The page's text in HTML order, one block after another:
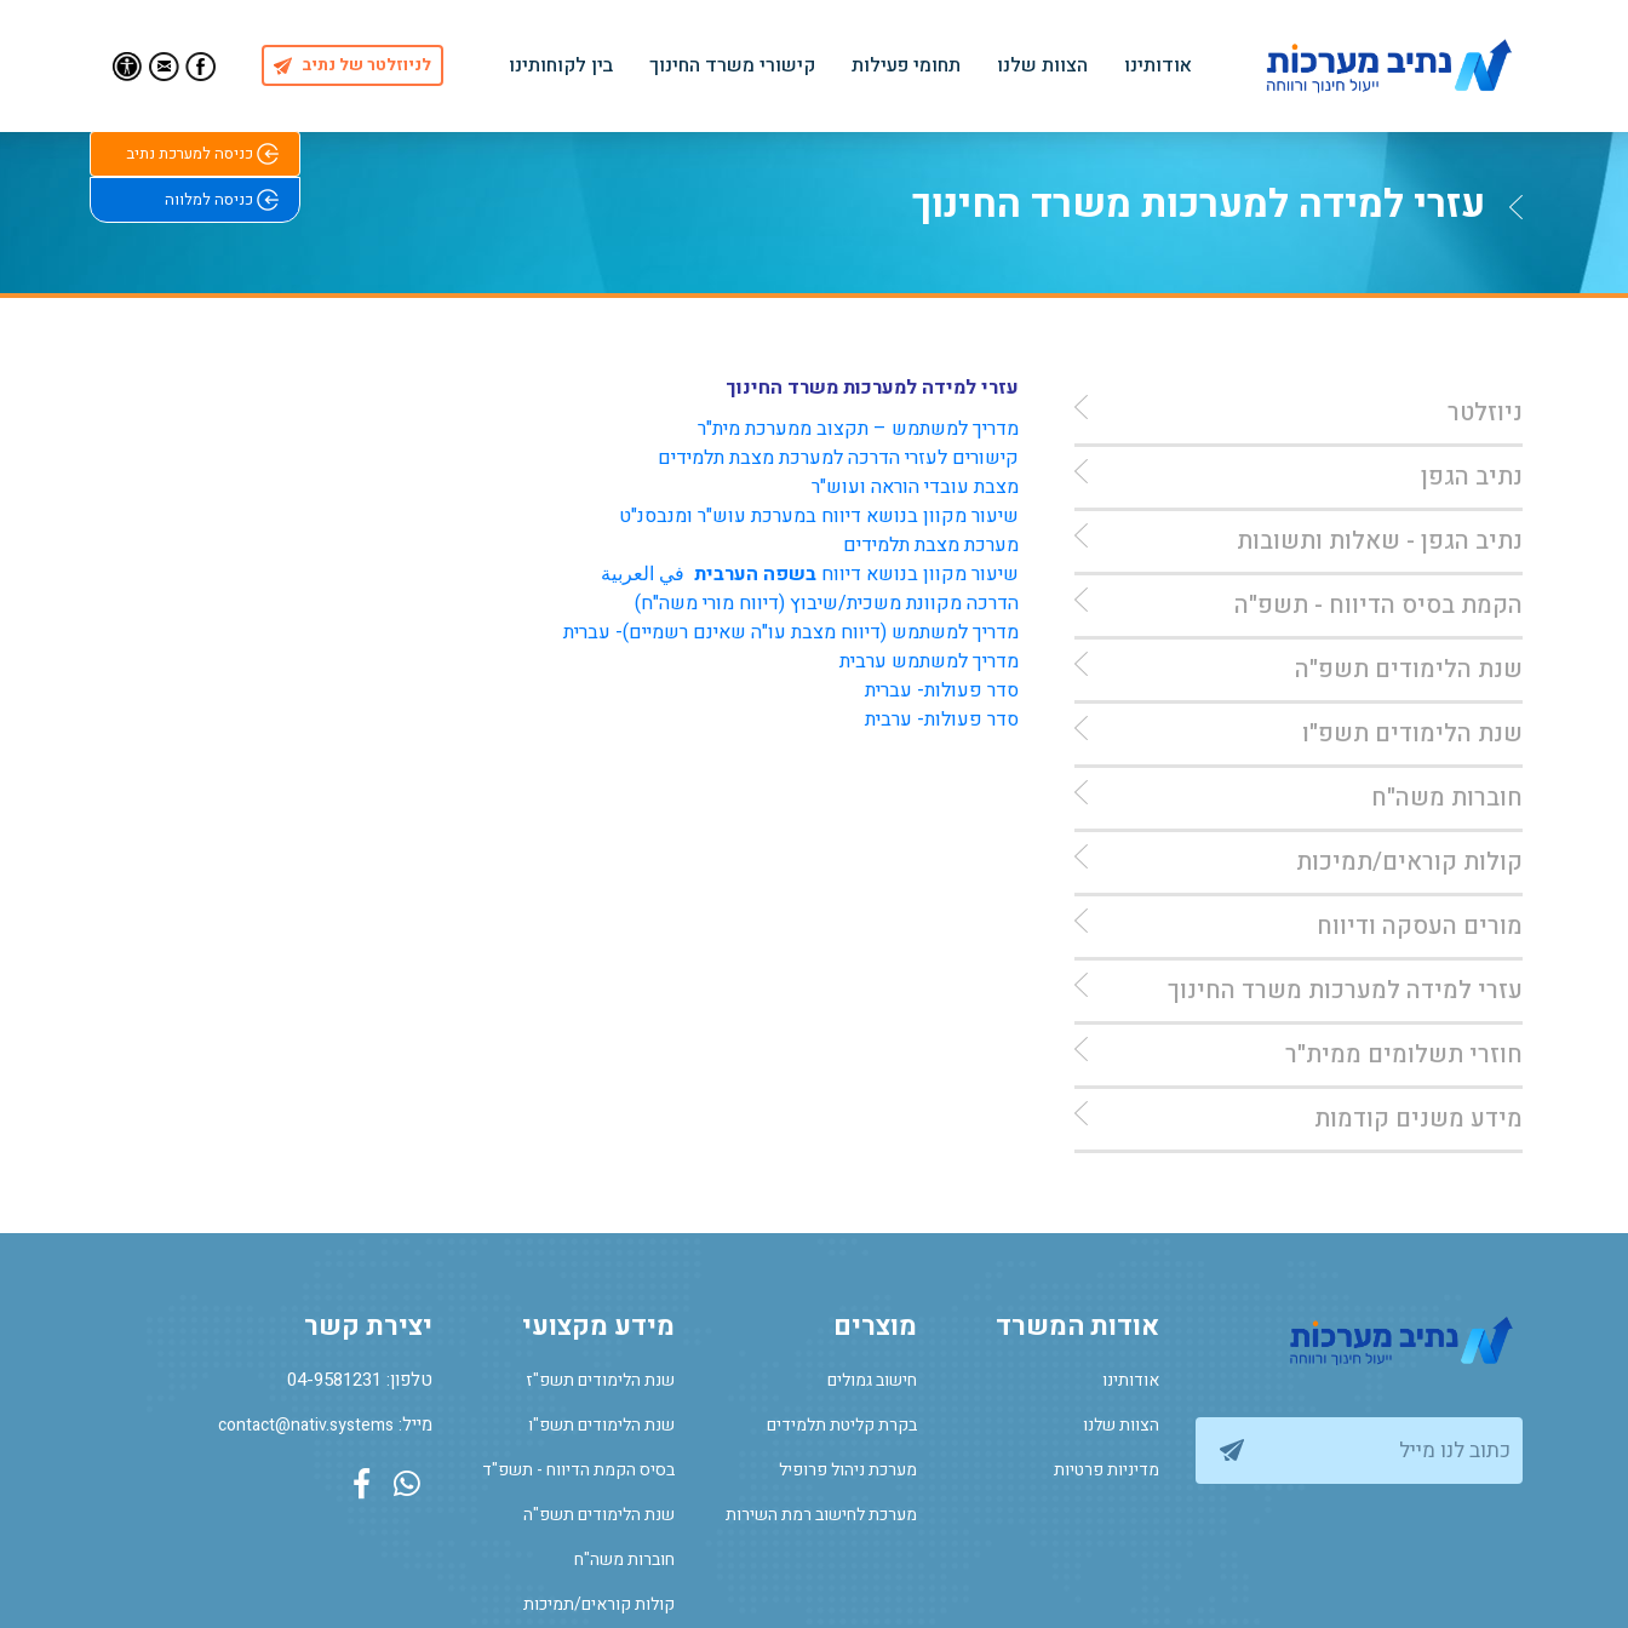
אודותינו הצוות שלנו תחומי פעילות קישורי משרד החינוך בין לקוחותינו לניוזלטר של נתיב Email Us
Find Us on Facebook
כניסה למערכת נתיב
כניסה למלווה
עזרי למידה למערכות משרד החינוך
ניוזלטר
נתיב הגפן
נתיב הגפן - שאלות ותשובות
הקמת בסיס הדיווח - תשפ"ה
שנת הלימודים תשפ"ה
שנת הלימודים תשפ"ו
חוברות משה"ח
קולות קוראים/תמיכות
מורים העסקה ודיווח
עזרי למידה למערכות משרד החינוך
חוזרי תשלומים ממית"ר
מידע משנים קודמות
עזרי למידה למערכות משרד החינוך
מדריך למשתמש – תקצוב ממערכת מית"ר
קישורים לעזרי הדרכה למערכת מצבת תלמידים
מצבת עובדי הוראה ועוש"ר
שיעור מקוון בנושא דיווח במערכת עוש"ר ומנבסנ"ט
מערכת מצבת תלמידים
שיעור מקוון בנושא דיווח בשפה הערבית في العربية
הדרכה מקוונת משכית/שיבוץ (דיווח מורי משה"ח)
מדריך למשתמש (דיווח מצבת עו"ה שאינם רשמיים)- עברית
מדריך למשתמש ערבית
סדר פעולות- עברית
סדר פעולות- ערבית
כתוב לנו מייל
אודות המשרד
אודותינו
הצוות שלנו
מדיניות פרטיות
מוצרים
חישוב גמולים
בקרת קליטת תלמידים
מערכת ניהול פרופיל
מערכת לחישוב רמת השירות
מידע מקצועי
שנת הלימודים תשפ"ז
שנת הלימודים תשפ"ו
בסיס הקמת הדיווח - תשפ"ד
שנת הלימודים תשפ"ה
חוברות משה"ח
קולות קוראים/תמיכות
יצירת קשר
טלפון: 04-9581231
מייל: contact@nativ.systems
Facebook Profile
Whatsapp